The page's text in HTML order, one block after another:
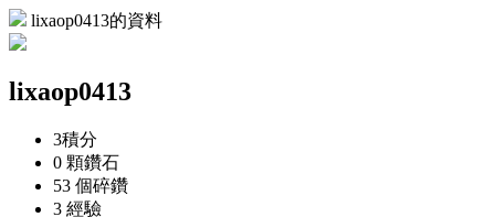
lixaop0413的資料
lixaop0413
3積分
0 顆鑽石
53 個碎鑽
3 經驗